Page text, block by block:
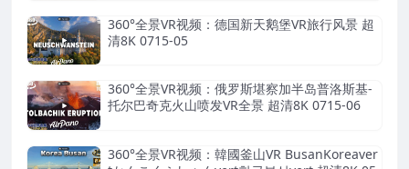
360°全景VR视频：德国新天鹅堡VR旅行风景 超
清8K 0715-05
360°全景VR视频：俄罗斯堪察加半岛普洛斯基-
托尔巴奇克火山喷发VR全景 超清8K 0715-06
360°全景VR视频：韓國釜山VR BusanKoreaver